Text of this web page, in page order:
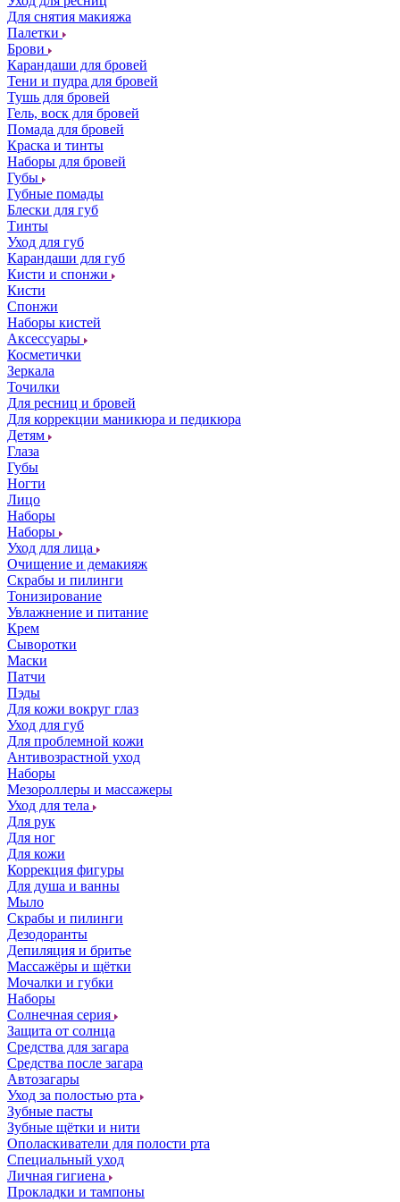
Для снятия макияжа
Палетки
Брови
Карандаши для бровей
Тени и пудра для бровей
Тушь для бровей
Гель, воск для бровей
Помада для бровей
Краска и тинты
Наборы для бровей
Губы
Губные помады
Блески для губ
Тинты
Уход для губ
Карандаши для губ
Кисти и спонжи
Кисти
Спонжи
Наборы кистей
Аксессуары
Косметички
Зеркала
Точилки
Для ресниц и бровей
Для коррекции маникюра и педикюра
Детям
Глаза
Губы
Ногти
Лицо
Наборы
Наборы
Уход для лица
Очищение и демакияж
Скрабы и пилинги
Тонизирование
Увлажнение и питание
Крем
Сыворотки
Маски
Патчи
Пэды
Для кожи вокруг глаз
Уход для губ
Для проблемной кожи
Антивозрастной уход
Наборы
Мезороллеры и массажеры
Уход для тела
Для рук
Для ног
Для кожи
Коррекция фигуры
Для душа и ванны
Мыло
Скрабы и пилинги
Дезодоранты
Депиляция и бритье
Массажёры и щётки
Мочалки и губки
Наборы
Солнечная серия
Защита от солнца
Средства для загара
Средства после загара
Автозагары
Уход за полостью рта
Зубные пасты
Зубные щётки и нити
Ополаскиватели для полости рта
Специальный уход
Личная гигиена
Прокладки и тампоны